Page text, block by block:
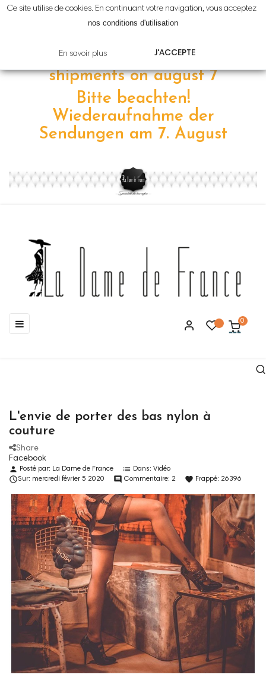
Attention!Reprise
Please note! resumption of
shipments onaugust 7
Bitte beachten!
Wiederaufnahme der
Sendungen am 7. August
Basculer
la
☰ 0
L'envie de porter des bas nylon à
couture
Share
Facebook
person Posté par: La Dame de France list Dans: Vidéo
Sur: mercredi février 5 2020 comment Commentaire: 2 favorite Frappé: 26396
Ce site utilise de cookies. En continuant votre navigation, vous acceptez
nos conditions d'utilisation
En savoir plus J'ACCEPTE